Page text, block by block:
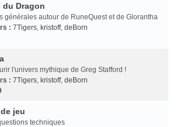
du Dragon
générales autour de RuneQuest et de Glorantha
: 7Tigers, kristoff, deBorn
l'univers mythique de Greg Stafford !
: 7Tigers, kristoff, deBorn
jeu
techniques